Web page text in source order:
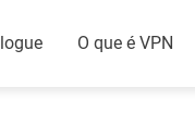
O que é VPN